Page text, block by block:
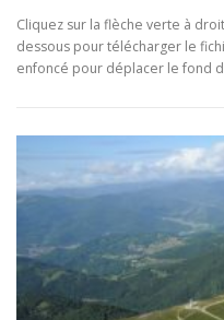
Cliquez sur la flèche verte à
dessous pour télécharger le
enfoncé pour déplacer le fond